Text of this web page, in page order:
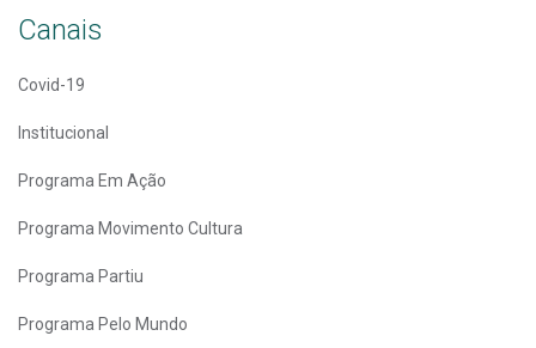
Canais
Covid-19
Institucional
Programa Em Ação
Programa Movimento Cultura
Programa Partiu
Programa Pelo Mundo